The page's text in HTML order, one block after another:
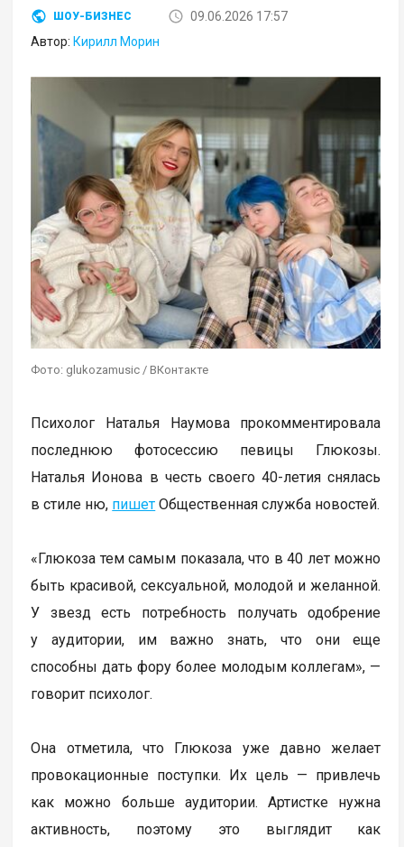
ШОУ-БИЗНЕС
09.06.2026 17:57
Автор: Кирилл Морин
Фото: glukozamusic / ВКонтакте
Психолог Наталья Наумова прокомментировала
последнюю фотосессию певицы Глюкозы.
Наталья Ионова в честь своего 40-летия снялась
в стиле ню, пишет Общественная служба новостей.
«Глюкоза тем самым показала, что в 40 лет можно
быть красивой, сексуальной, молодой и желанной.
У звезд есть потребность получать одобрение
у аудитории, им важно знать, что они еще
способны дать фору более молодым коллегам», —
говорит психолог.
Она отметила, что Глюкоза уже давно желает
провокационные поступки. Их цель — привлечь
как можно больше аудитории. Артистке нужна
активность, поэтому это выглядит как